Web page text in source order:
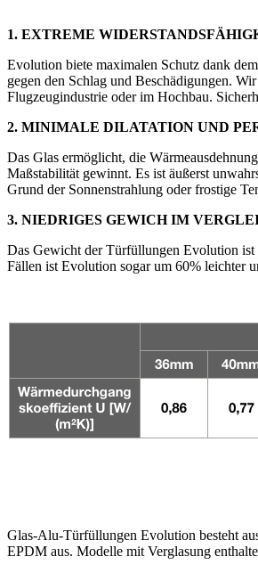
1. EXTREME
Evolution biete maximalen Schutz dank
gegen den Schlag und Beschädigungen.
Flugzeugindustrie oder im Hochbau.
2. MINIMALE DILATATION UND
Das Glas ermöglicht, die
Maßstabilität gewinnt. Es ist äußerst
Grund der Sonnenstrahlung oder frostige
3. NIEDRIGES GEWICH IM
Das Gewicht der Türfüllungen Evolution
Fällen ist Evolution sogar um 60% leichter
Glas-Alu-Türfüllungen Evolution besteht
EPDM aus. Modelle mit Verglasung